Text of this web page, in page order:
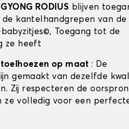
RODIUS blijven
kantelhandgrepen van de
Toegang tot de
ze heeft
op maat: De
gemaakt van dezelfde
Zij respecteren de
ze volledig voor een